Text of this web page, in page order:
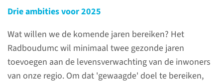
Drie ambities voor 2025
Wat willen we de komende jaren bereiken? Het
Radboudumc wil minimaal twee gezonde jaren
toevoegen aan de levensverwachting van de inwoners
van onze regio. Om dat 'gewaagde' doel te bereiken,